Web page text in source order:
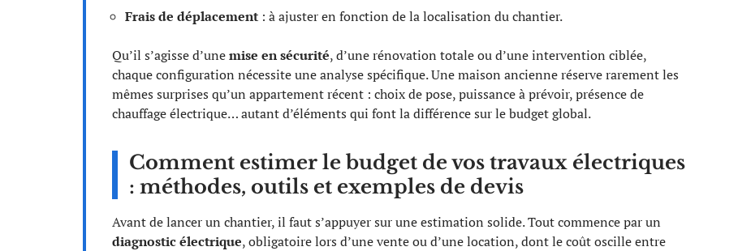
Frais de déplacement : à ajuster en fonction de la localisation du chantier.
Qu’il s’agisse d’unemise en sécurité, d’une rénovation totale ou d’une intervention ciblée,
chaque configuration nécessite une analyse spécifique. Une maison ancienne réserve rarement les
mêmes surprises qu’un appartement récent : choix de pose, puissance à prévoir, présence de
chauffage électrique… autant d’éléments qui font la différence sur le budget global.
Comment estimer le budget de vos travaux électriques
: méthodes, outils et exemples de devis
Avant de lancer un chantier, il faut s’appuyer sur une estimation solide. Tout commence par un
diagnostic électrique, obligatoire lors d’une vente ou d’une location, dont le coût oscille entre